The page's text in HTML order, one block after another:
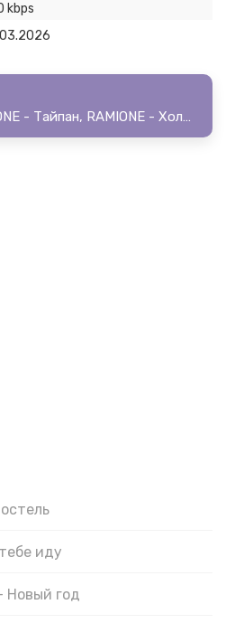
kbps
Тайпан, RAMIONE - Тайпан, RAMIONE - Холодный кофе
иду
Новый год